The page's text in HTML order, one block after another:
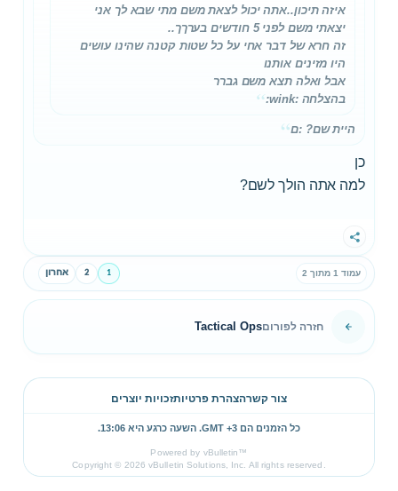
איזה תיכון..אתה יכול לצאת משם מתי שבא לך אני
יצאתי משם לפני 5 חודשים בערךך..
זה חרא של דבר אחי על כל שטות קטנה שהינו עושים
היו מזינים אותנו
אבל ואלה תצא משם גברר
בהצלחה :wink:
היית שם? :ם
כן
למה אתה הולך לשם?
שתף
עמוד 1 מתוך 2 1
2 אחרון
חזרה לפורוםTactical Ops
צור קשרהצהרת פרטיותזכויות יוצרים
כל הזמנים הם GMT +3. השעה כרגע היא 13:06
.
Powered by vBulletin™
Copyright © 2026 vBulletin Solutions, Inc. All rights reserved.